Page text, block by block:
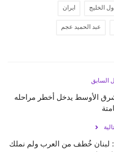
الخليج
ايران
عبد الحميد عجم
السابق
الأوسط يدخل أخطر مراحله
لبنان خُطف من العرب ولم نملك